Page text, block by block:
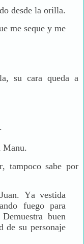
desde la orilla.
me seque y me
su cara queda a
Manu.
tampoco sabe por
Ya vestida
fuego para
buen
de su personaje